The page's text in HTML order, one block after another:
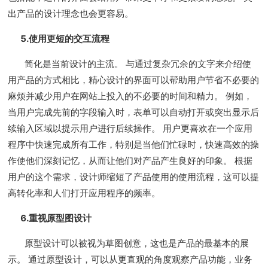
出产品的设计理念也会更容易。
5.使用更短的交互流程
简化是当前设计的主流。 与通过复杂冗余的文字来介绍使
用产品的方式相比，精心设计的界面可以帮助用户节省不必要的
麻烦并减少用户在网站上投入的不必要的时间和精力。 例如，
当用户完成先前的字段输入时，表单可以自动打开或突出显示后
续输入区域以提示用户进行后续操作。 用户更喜欢在一个应用
程序中快速完成所有工作，特别是当他们忙碌时，快速高效的操
作使他们深刻记忆，从而让他们对产品产生良好的印象。 根据
用户的这个需求，设计师缩短了产品使用的使用流程，这可以提
高转化率和人们打开应用程序的频率。
6.重视原型图设计
原型设计可以被视为草图创意，这也是产品的最基本的展
示。 通过原型设计，可以从更直观的角度观察产品功能，业务